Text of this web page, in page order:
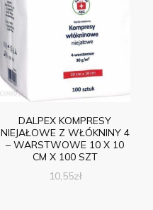
DALPEX KOMPRESY
NIEJAŁOWE Z WŁÓKNINY 4
– WARSTWOWE 10 X 10
CM X 100 SZT
10,55zł